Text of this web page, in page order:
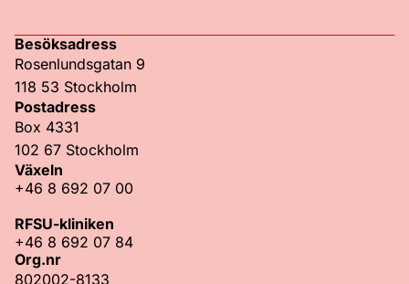
Besöksadress
Rosenlundsgatan 9
118 53 Stockholm
Postadress
Box 4331
102 67 Stockholm
Växeln
+46 8 692 07 00
RFSU-kliniken
+46 8 692 07 84
Org.nr
802002-8133